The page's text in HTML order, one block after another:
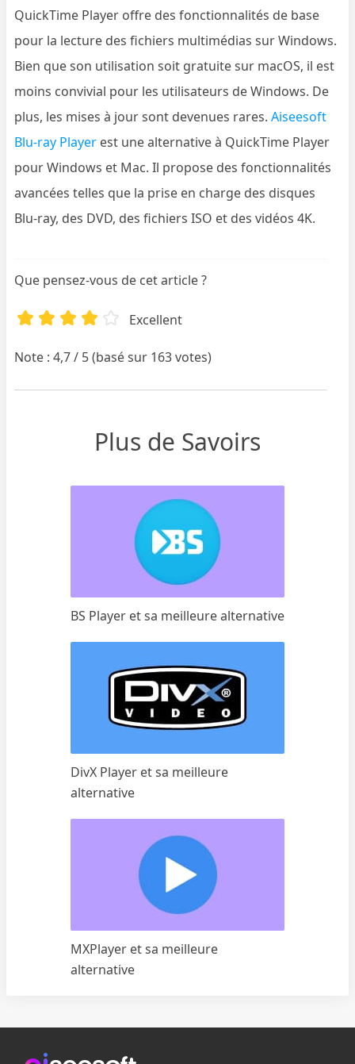
QuickTime Player offre des fonctionnalités de base
pour la lecture des fichiers multimédias sur Windows.
Bien que son utilisation soit gratuite sur macOS, il est
moins convivial pour les utilisateurs de Windows. De
plus, les mises à jour sont devenues rares.Aiseesoft
Blu-ray Player est une alternative à QuickTime Player
pour Windows et Mac. Il propose des fonctionnalités
avancées telles que la prise en charge des disques
Blu-ray, des DVD, des fichiers ISO et des vidéos 4K.
Que pensez-vous de cet article ?
Excellent
Note : 4,7 / 5 (basé sur 163 votes)
Plus de Savoirs
BS Player et sa meilleure alternative
DivX Player et sa meilleure
alternative
MXPlayer et sa meilleure
alternative